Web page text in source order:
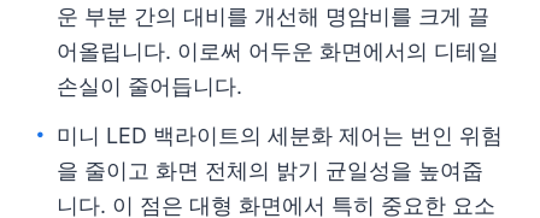
운 부분 간의 대비를 개선해 명암비를 크게 끌
어올립니다. 이로써 어두운 화면에서의 디테일
손실이 줄어듭니다.
미니 LED 백라이트의 세분화 제어는 번인 위험
을 줄이고 화면 전체의 밝기 균일성을 높여줍
니다. 이 점은 대형 화면에서 특히 중요한 요소